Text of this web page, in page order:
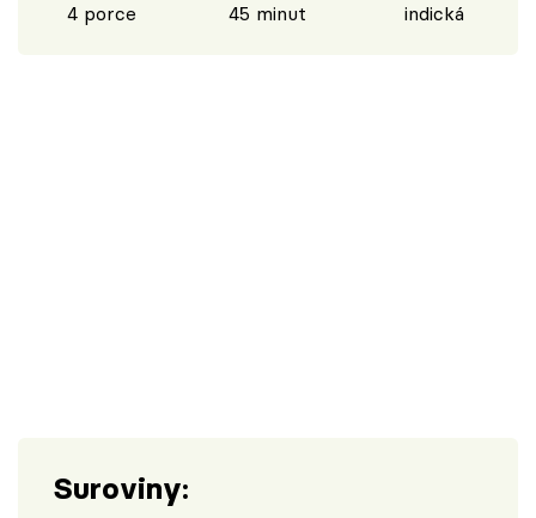
4 porce 45 minut indická
Suroviny: